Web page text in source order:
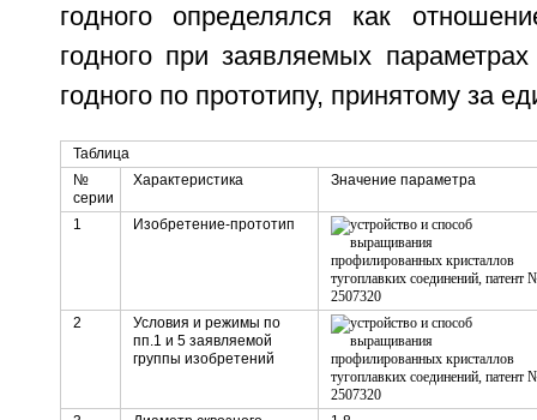
годного определялся как
годного при заявляемых
годного по прототипу, принятому за
Таблица
№
серии
Характеристика Значение параметра
1 Изобретение-прототип
2
Условия и режимы по
пп.1 и 5 заявляемой
группы изобретений